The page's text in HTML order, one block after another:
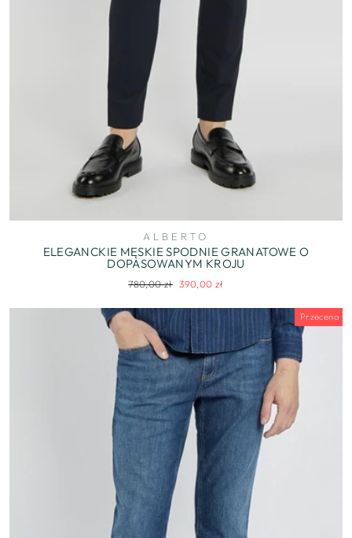
ALBERTO
ELEGANCKIE MĘSKIE SPODNIE GRANATOWE O
DOPASOWANYM KROJU
Regularna
780,00 zł Cena
390,00 zł
Przecena